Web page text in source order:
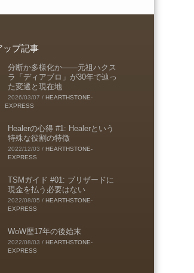
ップ記事
分断か多様化か――元祖ハクス
ラ「ディアブロ」が30年で辿っ
た変遷と現在地
2026/03/07 / HEARTHSTONE-
EXPRESS
Healerの心得 #1: Healerという
特殊な役割の特徴
2022/12/03 / HEARTHSTONE-
EXPRESS
TSMガイド #01: ブリザードに
現金を払う必要はない
2022/08/05 / HEARTHSTONE-
EXPRESS
WoW歴17年の後始末
2022/08/03 / HEARTHSTONE-
EXPRESS